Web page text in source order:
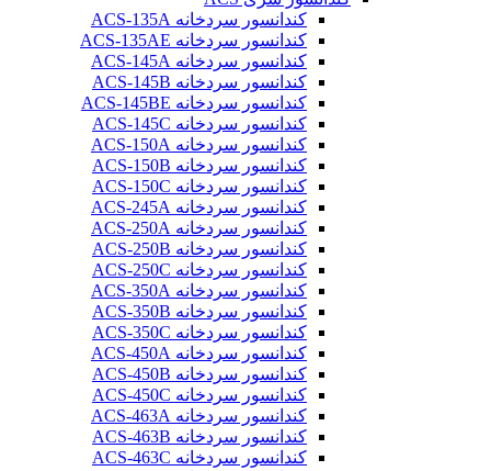
کندانسور سردخانه ACS-135A
کندانسور سردخانه ACS-135AE
کندانسور سردخانه ACS-145A
کندانسور سردخانه ACS-145B
کندانسور سردخانه ACS-145BE
کندانسور سردخانه ACS-145C
کندانسور سردخانه ACS-150A
کندانسور سردخانه ACS-150B
کندانسور سردخانه ACS-150C
کندانسور سردخانه ACS-245A
کندانسور سردخانه ACS-250A
کندانسور سردخانه ACS-250B
کندانسور سردخانه ACS-250C
کندانسور سردخانه ACS-350A
کندانسور سردخانه ACS-350B
کندانسور سردخانه ACS-350C
کندانسور سردخانه ACS-450A
کندانسور سردخانه ACS-450B
کندانسور سردخانه ACS-450C
کندانسور سردخانه ACS-463A
کندانسور سردخانه ACS-463B
کندانسور سردخانه ACS-463C